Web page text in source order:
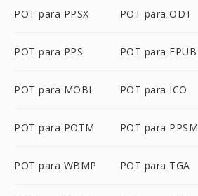
POT para PPSX POT para ODT
POT para PPS POT para EPUB
POT para MOBI POT para ICO
POT para POTM POT para PPSM
POT para WBMP POT para TGA